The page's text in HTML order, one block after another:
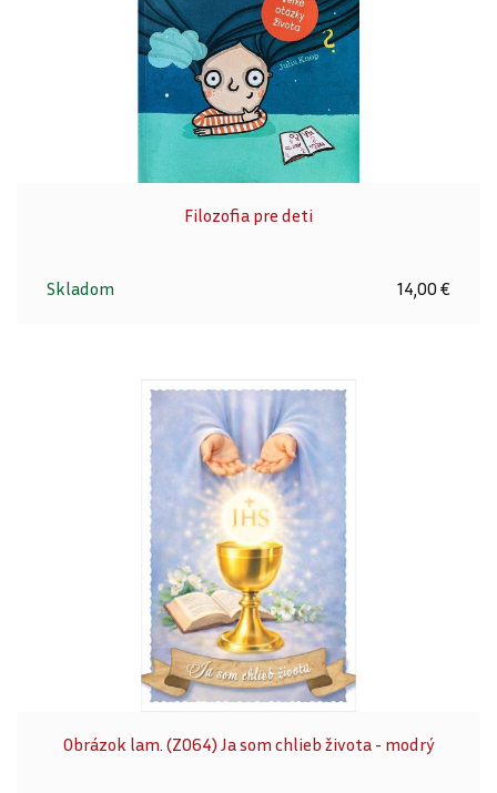
Filozofia pre deti
Skladom 14,00 €
Obrázok lam. (Z064) Ja som chlieb života - modrý